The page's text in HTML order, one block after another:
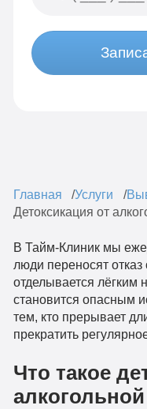
Главная Услуги
Детоксикация от
В Тайм-Клиник мы
люди переносят
отделывается лёгким
становится опасным
тем, кто прерывает
прекратить
Что такое